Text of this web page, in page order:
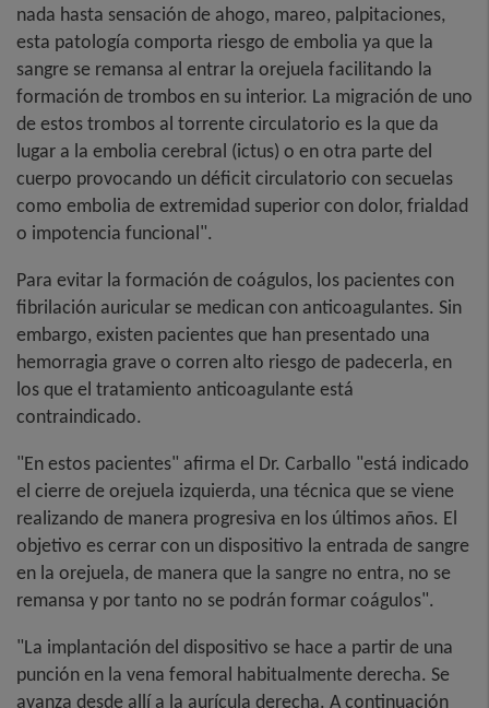
nada hasta sensación de ahogo, mareo, palpitaciones,
esta patología comporta riesgo de embolia ya que la
sangre se remansa al entrar la orejuela facilitando la
formación de trombos en su interior. La migración de uno
de estos trombos al torrente circulatorio es la que da
lugar a la embolia cerebral (ictus) o en otra parte del
cuerpo provocando un déficit circulatorio con secuelas
como embolia de extremidad superior con dolor, frialdad
o impotencia funcional".
Para evitar la formación de coágulos, los pacientes con
fibrilación auricular se medican con anticoagulantes. Sin
embargo, existen pacientes que han presentado una
hemorragia grave o corren alto riesgo de padecerla, en
los que el tratamiento anticoagulante está
contraindicado.
"En estos pacientes" afirma el Dr. Carballo "está indicado
el cierre de orejuela izquierda, una técnica que se viene
realizando de manera progresiva en los últimos años. El
objetivo es cerrar con un dispositivo la entrada de sangre
en la orejuela, de manera que la sangre no entra, no se
remansa y por tanto no se podrán formar coágulos".
"La implantación del dispositivo se hace a partir de una
punción en la vena femoral habitualmente derecha. Se
avanza desde allí a la aurícula derecha. A continuación